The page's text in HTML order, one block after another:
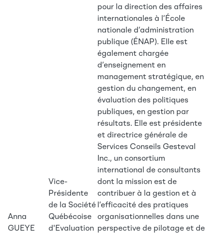
Anna
GUEYE
Vice-
Présidente
de la Société
Québécoise
d'Evaluation
pour la direction des affaires
internationales à l’École
nationale d’administration
publique (ÉNAP). Elle est
également chargée
d’enseignement en
management stratégique, en
gestion du changement, en
évaluation des politiques
publiques, en gestion par
résultats. Elle est présidente
et directrice générale de
Services Conseils Gesteval
Inc., un consortium
international de consultants
dont la mission est de
contribuer à la gestion et à
l’efficacité des pratiques
organisationnelles dans une
perspective de pilotage et de